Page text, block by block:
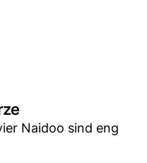
Naidoo sind eng